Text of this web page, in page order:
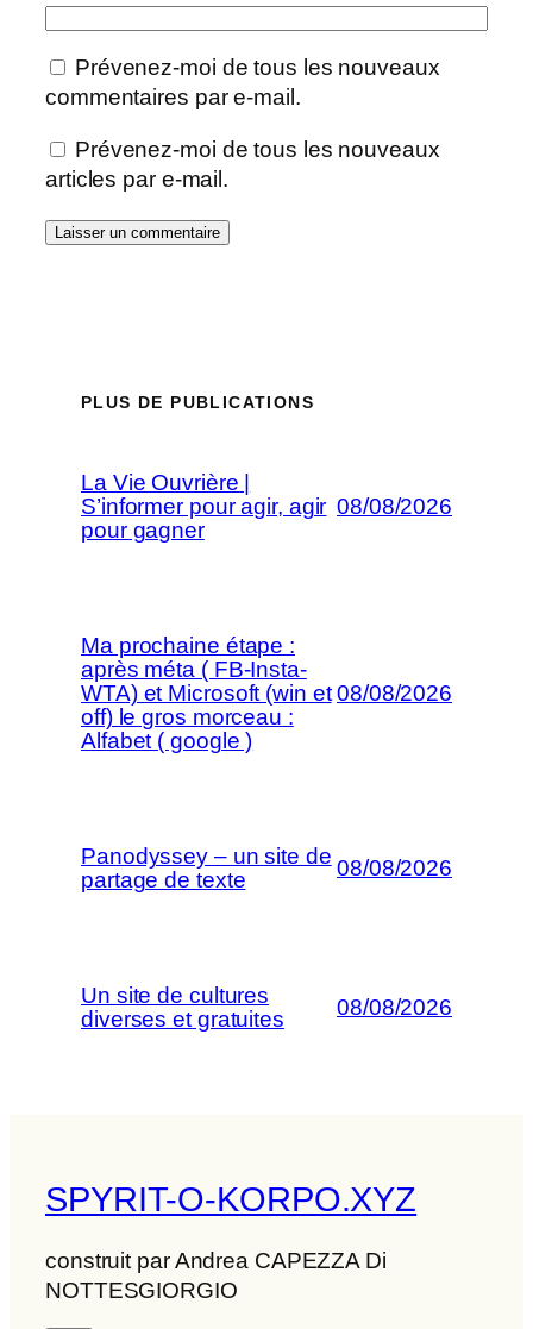
Prévenez-moi de tous les nouveaux
commentaires par e-mail.
Prévenez-moi de tous les nouveaux
articles par e-mail.
PLUS DE PUBLICATIONS
La Vie Ouvrière |
S’informer pour agir, agir
pour gagner
08/08/2026
Ma prochaine étape :
après méta ( FB-Insta-
WTA) et Microsoft (win et
off) le gros morceau :
Alfabet ( google )
08/08/2026
Panodyssey – un site de
partage de texte
08/08/2026
Un site de cultures
diverses et gratuites
08/08/2026
SPYRIT-O-KORPO.XYZ
construit par Andrea CAPEZZA Di
NOTTESGIORGIO